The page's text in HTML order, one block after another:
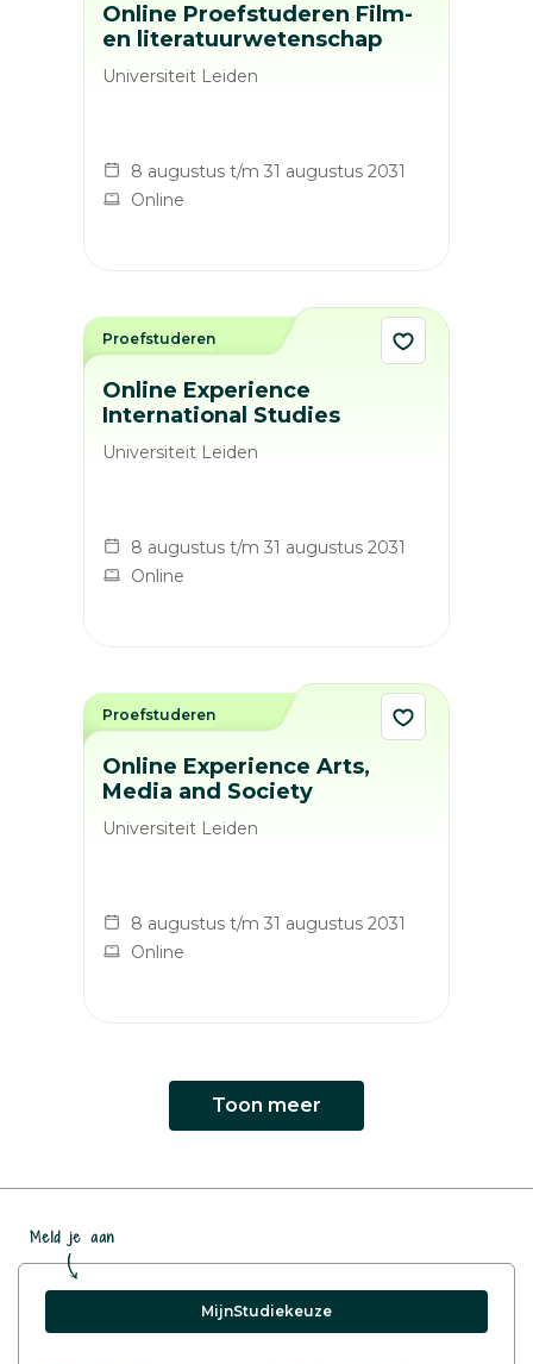
Online Proefstuderen Film-
en literatuurwetenschap
Universiteit Leiden
8 augustus t/m 31 augustus 2031
Online
Online Experience
International Studies
Universiteit Leiden
8 augustus t/m 31 augustus 2031
Online
Proefstuderen
Online Experience Arts,
Media and Society
Universiteit Leiden
8 augustus t/m 31 augustus 2031
Online
Proefstuderen
Toon meer
Meld je aan
MijnStudiekeuze